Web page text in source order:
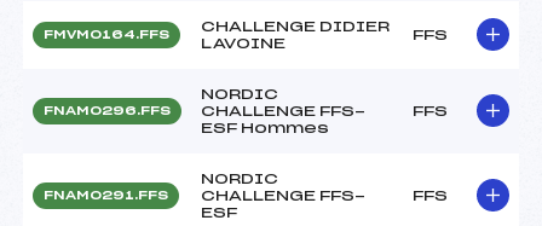
FMVM0164.FFS
CHALLENGE DIDIER
LAVOINE
FFS
FNAM0296.FFS
NORDIC
CHALLENGE FFS-
ESF Hommes
FFS
FNAM0291.FFS
NORDIC
CHALLENGE FFS-
ESF
FFS